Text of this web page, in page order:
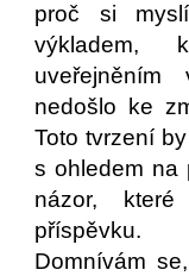
proč si
výkladem,
nedošlo ke
Toto tvrzení
s ohledem na
názor,
příspěvku.
Domnívám